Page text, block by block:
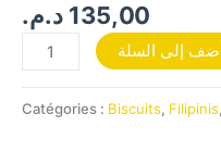
135,00 د.م.
أضف إلى السلة
Catégories : Biscuits, Filipinis